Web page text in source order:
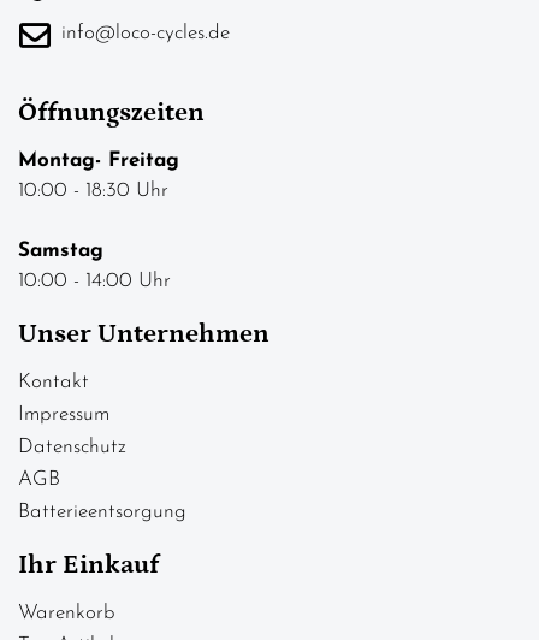
info@loco-cycles.de
Öffnungszeiten
Montag- Freitag
10:00 - 18:30 Uhr
Samstag
10:00 - 14:00 Uhr
Unser Unternehmen
Kontakt
Impressum
Datenschutz
AGB
Batterieentsorgung
Ihr Einkauf
Warenkorb